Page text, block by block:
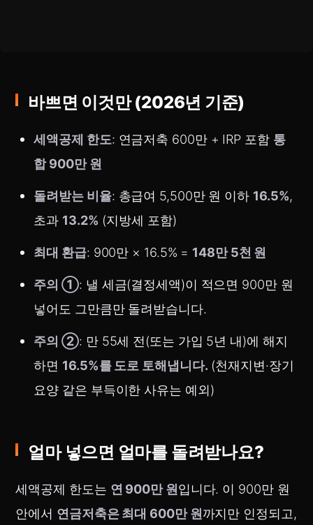
바쁘면 이것만 (2026년 기준)
세액공제 한도: 연금저축 600만 + IRP 포함 통
합 900만 원
돌려받는 비율: 총급여 5,500만 원 이하 16.5%,
초과 13.2% (지방세 포함)
최대 환급: 900만 × 16.5% = 148만 5천 원
주의 ①: 낼 세금(결정세액)이 적으면 900만 원
넣어도 그만큼만 돌려받습니다.
주의 ②: 만 55세 전(또는 가입 5년 내)에 해지
하면 16.5%를 도로 토해냅니다. (천재지변·장기
요양 같은 부득이한 사유는 예외)
얼마 넣으면 얼마를 돌려받나요?
세액공제 한도는 연 900만 원입니다. 이 900만 원
안에서 연금저축은 최대 600만 원까지만 인정되고,